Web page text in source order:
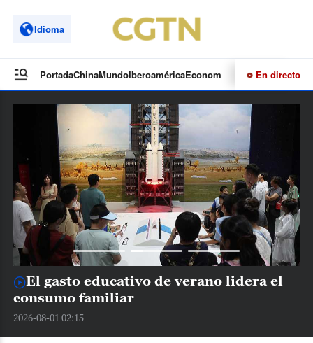
Idioma
PortadaChinaMundoIberoaméricaEconomía CulturaDeportes
En directo
El gasto educativo de verano lidera el
consumo familiar
2026-08-01 02:15